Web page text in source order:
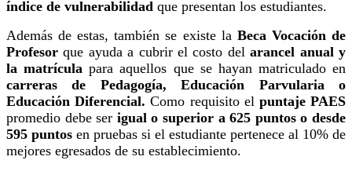
índice de vulnerabilidad que presentan los estudiantes.
Además de estas, también se existe la Beca Vocación de
Profesor que ayuda a cubrir el costo delarancel anual y
la matrículapara aquellos que se hayan matriculado en
carreras de Pedagogía, Educación Parvularia o
Educación Diferencial. Como requisito el puntaje PAES
promedio debe ser igual o superior a 625 puntos o desde
595 puntos en pruebas si el estudiante pertenece al 10% de
mejores egresados de su establecimiento.